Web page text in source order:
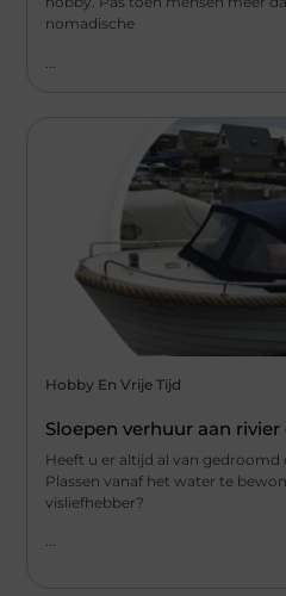
nomadische
Hobby En Vrije Tijd
Sloepen verhuur aan rivier
Heeft u er altijd al van
Plassen vanaf het water te
visliefhebber?
...